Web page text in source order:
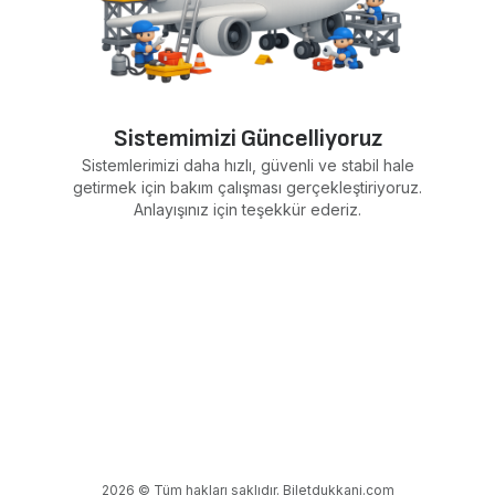
Sistemimizi Güncelliyoruz
Sistemlerimizi daha hızlı, güvenli ve stabil hale
getirmek için bakım çalışması gerçekleştiriyoruz.
Anlayışınız için teşekkür ederiz.
2026 © Tüm hakları saklıdır. Biletdukkani.com